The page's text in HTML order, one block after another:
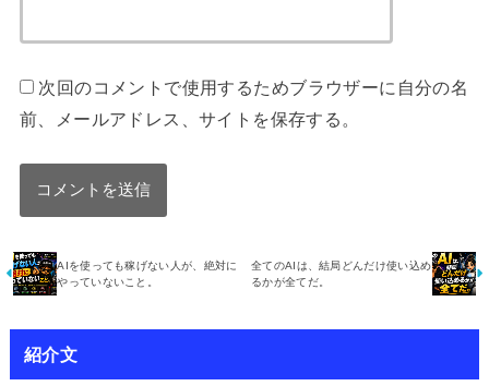
次回のコメントで使用するためブラウザーに自分の名
前、メールアドレス、サイトを保存する。
AIを使っても稼げない人が、絶対に
やっていないこと。
全てのAIは、結局どんだけ使い込め
るかが全てだ。
紹介文